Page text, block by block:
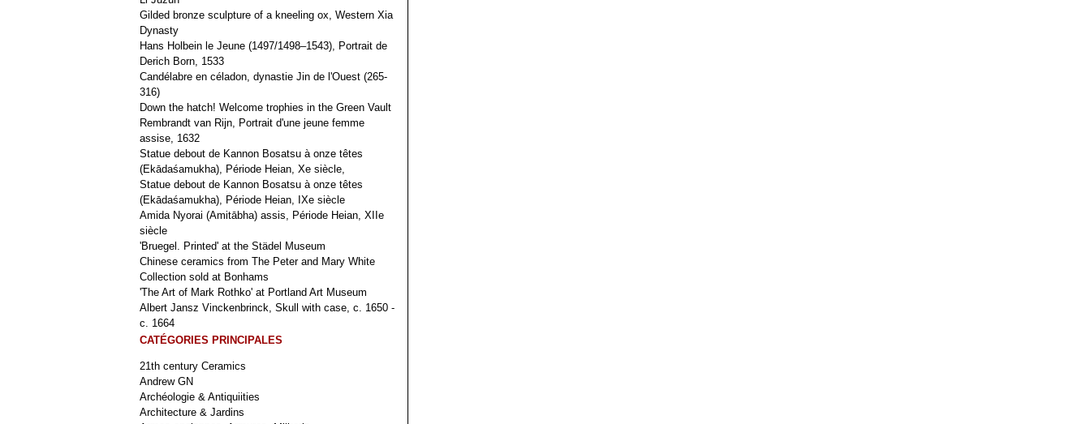
Gilded bronze sculpture of a kneeling ox, Western Xia
Dynasty
Hans Holbein le Jeune (1497/1498–1543), Portrait de
Derich Born, 1533
Candélabre en céladon, dynastie Jin de l'Ouest (265-
316)
Down the hatch! Welcome trophies in the Green Vault
Rembrandt van Rijn, Portrait d'une jeune femme
assise, 1632
Statue debout de Kannon Bosatsu à onze têtes
(Ekādaśamukha), Période Heian, Xe siècle,
Statue debout de Kannon Bosatsu à onze têtes
(Ekādaśamukha), Période Heian, IXe siècle
Amida Nyorai (Amitābha) assis, Période Heian, XIIe
siècle
'Bruegel. Printed' at the Städel Museum
Chinese ceramics from The Peter and Mary White
Collection sold at Bonhams
'The Art of Mark Rothko' at Portland Art Museum
Albert Jansz Vinckenbrinck, Skull with case, c. 1650 -
c. 1664
CATÉGORIES PRINCIPALES
21th century Ceramics
Andrew GN
Archéologie & Antiquiities
Architecture & Jardins